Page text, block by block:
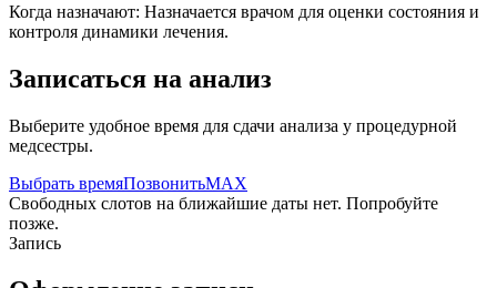
Когда назначают: Назначается врачом для оценки состояния и
контроля динамики лечения.
Записаться на анализ
Выберите удобное время для сдачи анализа у процедурной
медсестры.
Выбрать времяПозвонитьMAX
Свободных слотов на ближайшие даты нет. Попробуйте
позже.
Запись